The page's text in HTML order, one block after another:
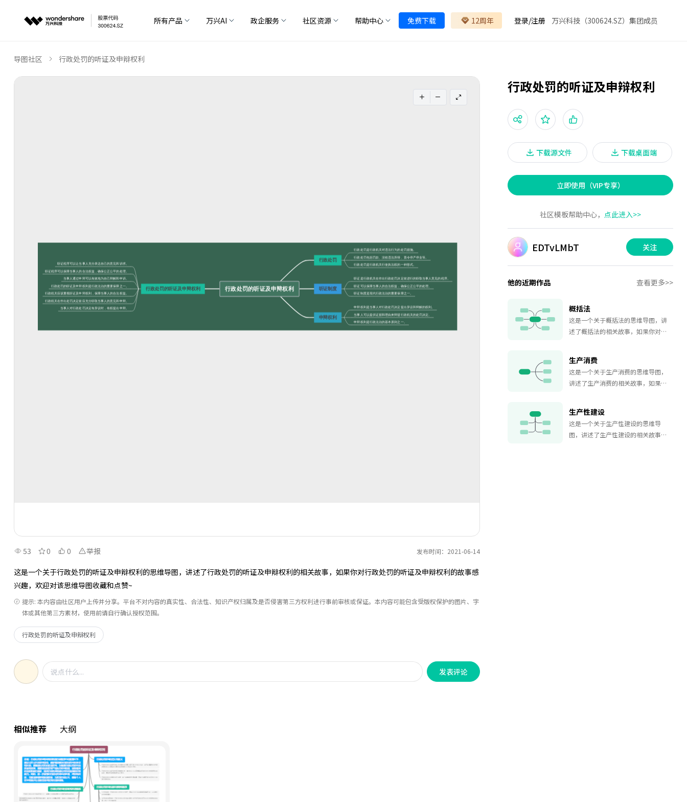
所有产品 万兴AI 政企服务 社区资源 帮助中心 免费下载 12周年 登录/注册 万兴科技（300624.SZ）集团成员
导图社区 行政处罚的听证及申辩权利
53 0 0 举报 发布时间：2021-06-14
这是一个关于行政处罚的听证及申辩权利的思维导图，讲述了行政处罚的听证及申辩权利的相关故事，如果你对行政处罚的听证及申辩权利的故事感
兴趣，欢迎对该思维导图收藏和点赞~
提示: 本内容由社区用户上传并分享。平台不对内容的真实性、合法性、知识产权归属及是否侵害第三方权利进行事前审核或保证。本内容可能包含受版权保护的图片、字
体或其他第三方素材，使用前请自行确认授权范围。
行政处罚的听证及申辩权利
发表评论
行政处罚的听证及申辩权利
下载源文件 下载桌面端
立即使用（VIP专享）
社区模板帮助中心， 点此进入>>
EDTvLMbT 关注
他的近期作品 查看更多>>
概括法
这是一个关于概括法的思维导图，讲
述了概括法的相关故事，如果你对概
生产消费
这是一个关于生产消费的思维导图，
讲述了生产消费的相关故事，如果你
生产性建设
这是一个关于生产性建设的思维导
图，讲述了生产性建设的相关故事，
相似推荐 大纲